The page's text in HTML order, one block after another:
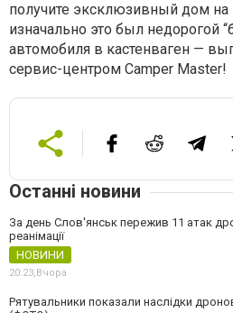
получите эксклюзивный дом
изначально это был недорогой
автомобиля в кастенваген —
сервис-центром Camper Master!
Останні новини
За день Слов'янськ пережив 11 атак
реанімації
НОВИНИ
20:23, Вчора
Рятувальники показали наслідки